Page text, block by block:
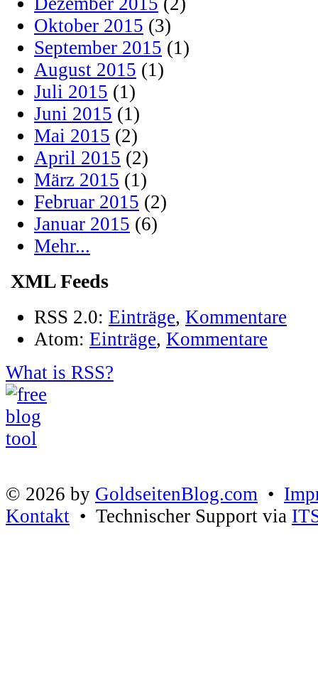
Oktober 2015 (3)
September 2015 (1)
August 2015 (1)
Juli 2015 (1)
Juni 2015 (1)
Mai 2015 (2)
April 2015 (2)
März 2015 (1)
Februar 2015 (2)
Januar 2015 (6)
Mehr...
XML Feeds
RSS 2.0: Einträge, Kommentare
Atom: Einträge, Kommentare
What is RSS?
© 2026 by GoldseitenBlog.com •
Kontakt • Technischer Support via